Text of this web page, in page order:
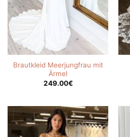
Brautkleid Meerjungfrau mit
Ärmel
249.00€